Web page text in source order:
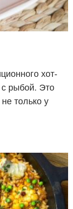
хот-
с рыбой. Это
только у